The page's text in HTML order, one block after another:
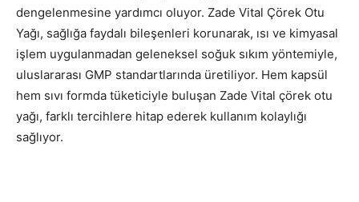
dengelenmesine yardımcı oluyor. Zade Vital Çörek Otu
Yağı, sağlığa faydalı bileşenleri korunarak, ısı ve kimyasal
işlem uygulanmadan geleneksel soğuk sıkım yöntemiyle,
uluslararası GMP standartlarında üretiliyor. Hem kapsül
hem sıvı formda tüketiciyle buluşan Zade Vital çörek otu
yağı, farklı tercihlere hitap ederek kullanım kolaylığı
sağlıyor.